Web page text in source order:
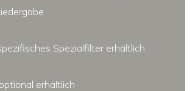
Spezialfilter erhältlich
erhältlich